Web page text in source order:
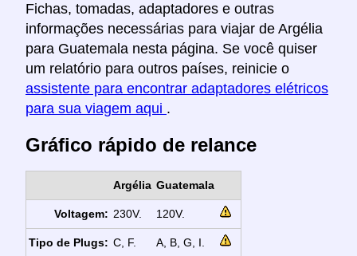
Fichas, tomadas, adaptadores e outras
informações necessárias para viajar de Argélia
para Guatemala nesta página. Se você quiser
um relatório para outros países, reinicie o
assistente para encontrar adaptadores elétricos
para sua viagem aqui .
Gráfico rápido de relance
Argélia Guatemala
Voltagem: 230V. 120V.
Tipo de Plugs: C, F. A, B, G, I.